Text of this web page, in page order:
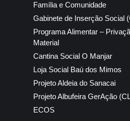
Família e Comunidade
Gabinete de Inserção Social
Programa Alimentar –
Material
Cantina Social O Manjar
Loja Social Baú dos Mimos
Projeto Aldeia do Sanacai
Projeto Albufeira GerAção
ECOS